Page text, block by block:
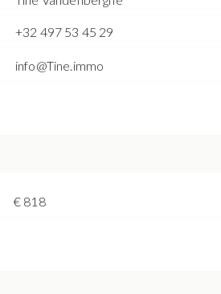
+32 497 53 45 29
info@Tine.immo
€ 818